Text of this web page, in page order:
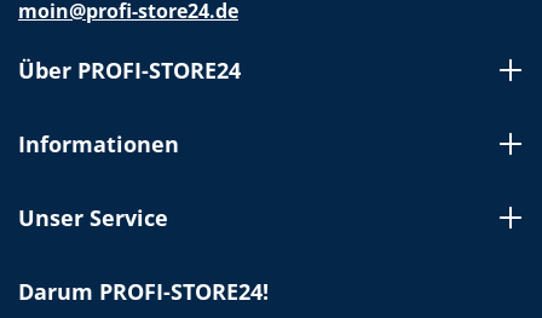
moin@profi-store24.de
Über PROFI-STORE24
Informationen
Unser Service
Darum PROFI-STORE24!